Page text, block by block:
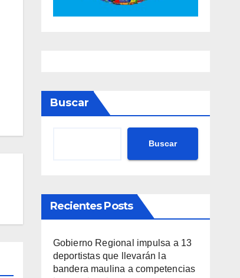
Buscar
Buscar
Recientes Posts
Gobierno Regional impulsa a 13
deportistas que llevarán la
bandera maulina a competencias